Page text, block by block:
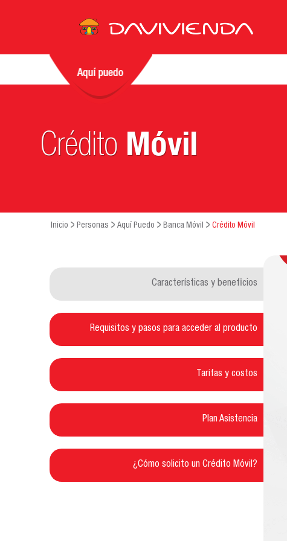
Crédito Móvil
Inicio Personas Aquí Puedo Banca Móvil Crédito Móvil
Características y beneficios
Requisitos y pasos para acceder al producto
Tarifas y costos
Plan Asistencia
¿Cómo solicito un Crédito Móvil?